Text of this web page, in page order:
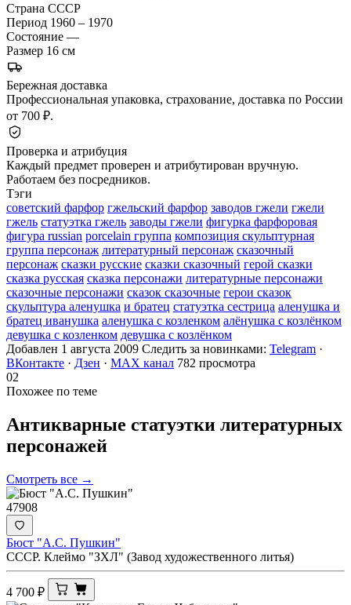
Страна СССР
Период 1960 – 1970
Состояние —
Размер 16 см
Бережная доставка
Профессиональная упаковка, страхование, доставка по России
от 700 ₽.
Проверка и атрибуция
Каждый предмет проверен и атрибутирован вручную.
Работаем без посредников.
Тэги
советский фарфор гжельский фарфор заводов гжели гжели
гжель статуэтка гжель заводы гжели фигурка фарфоровая
фигура russian porcelain группа композиция скульптурная
группа персонаж литературный персонаж сказочный
персонаж сказки русские сказки сказочный герой сказки
сказка русская сказка персонажи литературные персонажи
сказочные персонажи сказок сказочные герои сказок
скульптура аленушка и братец статуэтка сестрица аленушка и
братец иванушка аленушка с козленком алёнушка с козлёнком
девушка с козленком девушка с козлёнком
Добавлен 1 августа 2009 Следить за новинками: Telegram ·
ВКонтакте · Дзен · MAX канал 782 просмотра
02
Похожее по теме
Антикварные статуэтки литературных
персонажей
Смотреть все →
47908
Бюст "А.С. Пушкин"
СССР. Клеймо "ЗХЛ" (Завод художественного литья)
4 700 ₽